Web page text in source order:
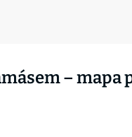
– mapa